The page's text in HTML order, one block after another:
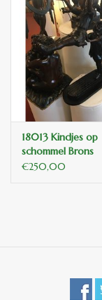
Winkel decoratie
18013 Kindjes op
schommel Brons
€250,00